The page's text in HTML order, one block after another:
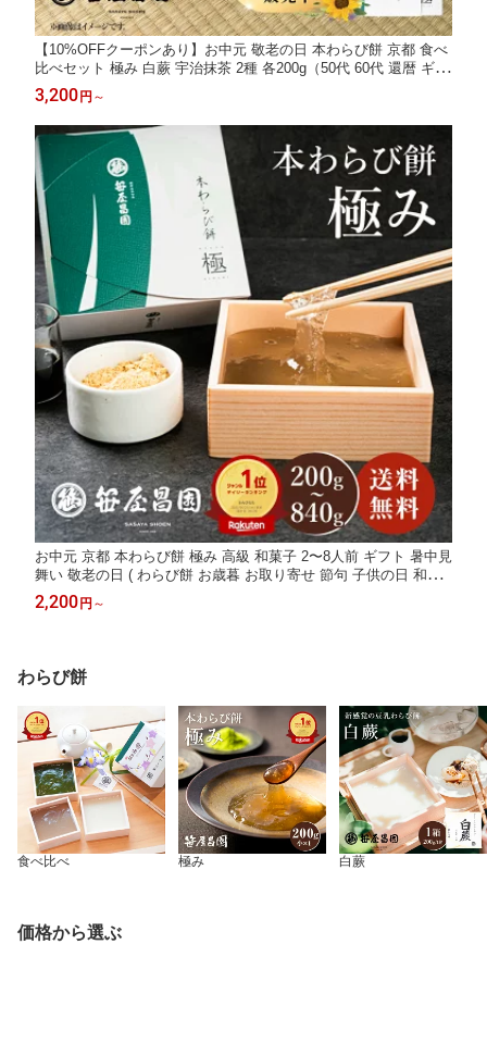
【10%OFFクーポンあり】お中元 敬老の日 本わらび餅 京都 食べ
比べセット 極み 白蕨 宇治抹茶 2種 各200g（50代 60代 還暦 ギフ
ト プレゼント 和菓子 高級 スイーツ お取り寄せ 京都 豆乳 お土産
内祝い お祝い 誕生日 暑中見舞い 贈り物 夏限定 御中元 生わらび
餅）
3,200 円 ～
お中元 京都 本わらび餅 極み 高級 和菓子 2〜8人前 ギフト 暑中見
舞い 敬老の日 ( わらび餅 お歳暮 お取り寄せ 節句 子供の日 和菓
子 高級 スイーツ 誕生日 内祝い 出産祝い ご挨拶 プレゼント 京都
本わらび 土産 京都土産 御中元 お中元
2,200 円 ～
わらび餅
食べ比べ 極み 白蕨
価格から選ぶ